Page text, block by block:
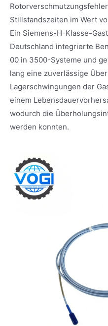
Stillstandszeiten im Wert
Ein Siemens-H-Klasse-
Deutschland integrierte
00 in 3500-Systeme und
lang eine zuverlässige
Lagerschwingungen der
einem
wodurch die
werden konnten.